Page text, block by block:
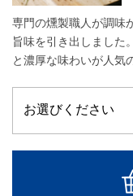
専門の燻製職人が調味
旨味を引き出しました
と濃厚な味わいが人気